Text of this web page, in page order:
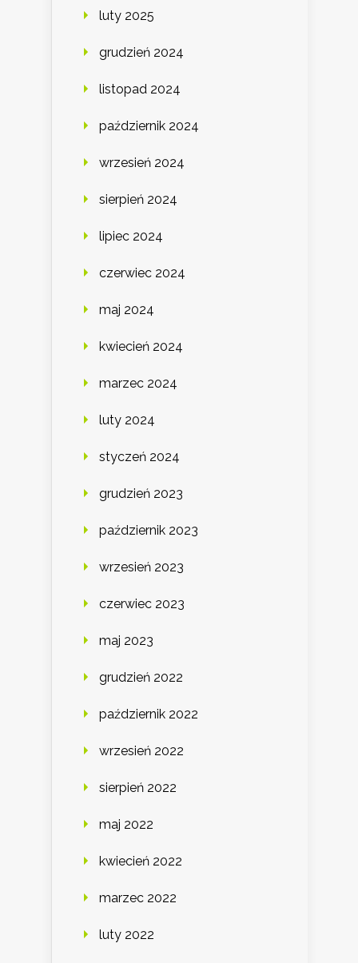
luty 2025
grudzień 2024
listopad 2024
październik 2024
wrzesień 2024
sierpień 2024
lipiec 2024
czerwiec 2024
maj 2024
kwiecień 2024
marzec 2024
luty 2024
styczeń 2024
grudzień 2023
październik 2023
wrzesień 2023
czerwiec 2023
maj 2023
grudzień 2022
październik 2022
wrzesień 2022
sierpień 2022
maj 2022
kwiecień 2022
marzec 2022
luty 2022